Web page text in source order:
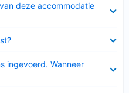
deze accommodatie
ingevoerd. Wanneer